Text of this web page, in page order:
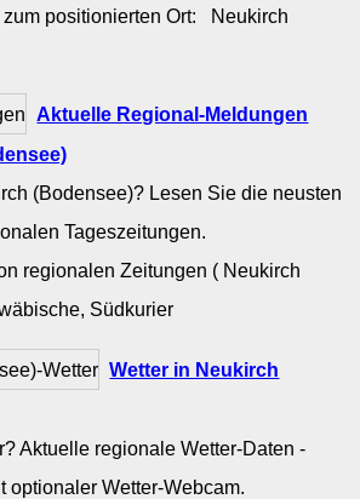
zum positionierten Ort: Neukirch
Aktuelle Regional-Meldungen
(Bodensee)? Lesen Sie die neusten
Tageszeitungen.
regionalen Zeitungen ( Neukirch
Südkurier
Wetter in Neukirch
Aktuelle regionale Wetter-Daten -
optionaler Wetter-Webcam.